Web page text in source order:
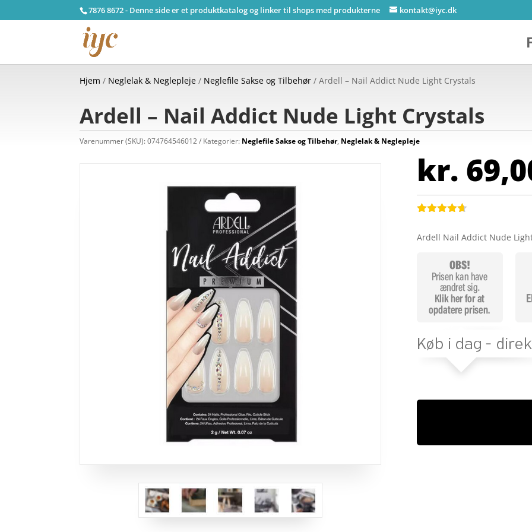
7876 8672 - Denne side er et produktkatalog og linker til shops med produkterne kontakt@iyc.dk
Hjem / Neglelak & Neglepleje / Neglefile Sakse og Tilbehør / Ardell – Nail Addict Nude Light Crystals
Ardell – Nail Addict Nude Light Crystals
Varenummer (SKU):074764546012 Kategorier: Neglefile Sakse og Tilbehør, Neglelak & Neglepleje
kr.
ud af 5
kundebedø
mmelser
Ardell Nail Addict Nude